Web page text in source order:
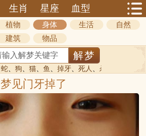
生肖 星座 血型
植物 身体 生活
自然
建筑 物品
蛇、 狗、 猫、 鱼 、 掉牙、 死人 、 杀人
梦见门牙掉了